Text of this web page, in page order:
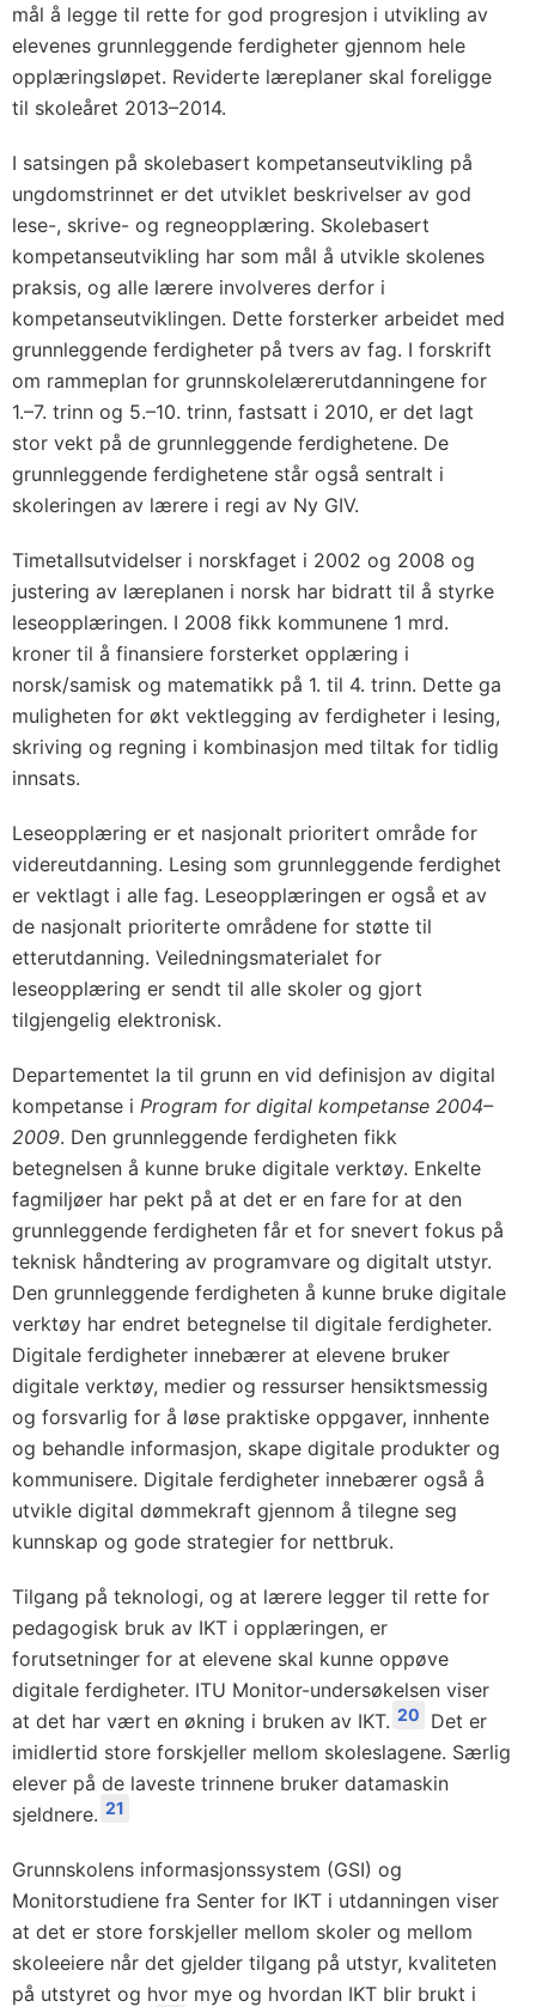
mål å legge til rette for god progresjon i utvikling av
elevenes grunnleggende ferdigheter gjennom hele
opplæringsløpet. Reviderte læreplaner skal foreligge
til skoleåret 2013–2014.
I satsingen på skolebasert kompetanseutvikling på
ungdomstrinnet er det utviklet beskrivelser av god
lese-, skrive- og regneopplæring. Skolebasert
kompetanseutvikling har som mål å utvikle skolenes
praksis, og alle lærere involveres derfor i
kompetanseutviklingen. Dette forsterker arbeidet med
grunnleggende ferdigheter på tvers av fag. I forskrift
om rammeplan for grunnskolelærerutdanningene for
1.–7. trinn og 5.–10. trinn, fastsatt i 2010, er det lagt
stor vekt på de grunnleggende ferdighetene. De
grunnleggende ferdighetene står også sentralt i
skoleringen av lærere i regi av Ny GIV.
Timetallsutvidelser i norskfaget i 2002 og 2008 og
justering av læreplanen i norsk har bidratt til å styrke
leseopplæringen. I 2008 fikk kommunene 1 mrd.
kroner til å finansiere forsterket opplæring i
norsk/samisk og matematikk på 1. til 4. trinn. Dette ga
muligheten for økt vektlegging av ferdigheter i lesing,
skriving og regning i kombinasjon med tiltak for tidlig
innsats.
Leseopplæring er et nasjonalt prioritert område for
videreutdanning. Lesing som grunnleggende ferdighet
er vektlagt i alle fag. Leseopplæringen er også et av
de nasjonalt prioriterte områdene for støtte til
etterutdanning. Veiledningsmaterialet for
leseopplæring er sendt til alle skoler og gjort
tilgjengelig elektronisk.
Departementet la til grunn en vid definisjon av digital
kompetanse i Program for digital kompetanse 2004–
2009. Den grunnleggende ferdigheten fikk
betegnelsen å kunne bruke digitale verktøy. Enkelte
fagmiljøer har pekt på at det er en fare for at den
grunnleggende ferdigheten får et for snevert fokus på
teknisk håndtering av programvare og digitalt utstyr.
Den grunnleggende ferdigheten å kunne bruke digitale
verktøy har endret betegnelse til digitale ferdigheter.
Digitale ferdigheter innebærer at elevene bruker
digitale verktøy, medier og ressurser hensiktsmessig
og forsvarlig for å løse praktiske oppgaver, innhente
og behandle informasjon, skape digitale produkter og
kommunisere. Digitale ferdigheter innebærer også å
utvikle digital dømmekraft gjennom å tilegne seg
kunnskap og gode strategier for nettbruk.
Tilgang på teknologi, og at lærere legger til rette for
pedagogisk bruk av IKT i opplæringen, er
forutsetninger for at elevene skal kunne oppøve
digitale ferdigheter. ITU Monitor-undersøkelsen viser
at det har vært en økning i bruken av IKT. 20
Det er
imidlertid store forskjeller mellom skoleslagene. Særlig
elever på de laveste trinnene bruker datamaskin
sjeldnere. 21
Grunnskolens informasjonssystem (GSI) og
Monitorstudiene fra Senter for IKT i utdanningen viser
at det er store forskjeller mellom skoler og mellom
skoleeiere når det gjelder tilgang på utstyr, kvaliteten
på utstyret og hvor mye og hvordan IKT blir brukt i